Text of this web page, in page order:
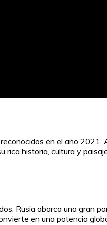
en el año 2021.
historia, cultura y
Rusia abarca una gran
en una potencia